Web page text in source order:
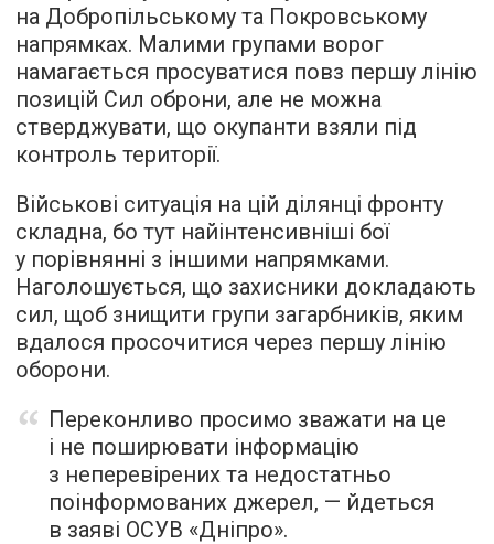
на Добропільському та Покровському
напрямках. Малими групами ворог
намагається просуватися повз першу лінію
позицій Сил оброни, але не можна
стверджувати, що окупанти взяли під
контроль території.
Військові ситуація на цій ділянці фронту
складна, бо тут найінтенсивніші бої
у порівнянні з іншими напрямками.
Наголошується, що захисники докладають
сил, щоб знищити групи загарбників, яким
вдалося просочитися через першу лінію
оборони.
Переконливо просимо зважати на це
і не поширювати інформацію
з неперевірених та недостатньо
поінформованих джерел, — йдеться
в заяві ОСУВ «Дніпро».